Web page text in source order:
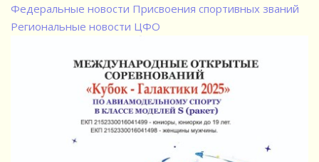
Федеральные новости Присвоения спортивных званий
Региональные новости ЦФО